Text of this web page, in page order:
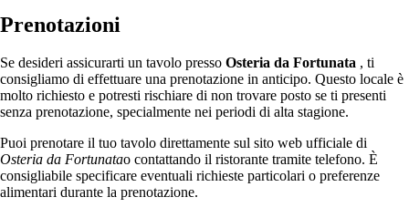
Prenotazioni
Se desideri assicurarti un tavolo presso Osteria da Fortunata , ti
consigliamo di effettuare una prenotazione in anticipo. Questo locale è
molto richiesto e potresti rischiare di non trovare posto se ti presenti
senza prenotazione, specialmente nei periodi di alta stagione.
Puoi prenotare il tuo tavolo direttamente sul sito web ufficiale di
Osteria da Fortunatao contattando il ristorante tramite telefono. È
consigliabile specificare eventuali richieste particolari o preferenze
alimentari durante la prenotazione.